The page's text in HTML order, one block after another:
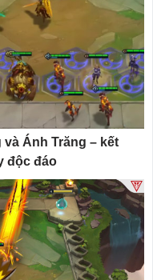
và Ánh Trăng – kết
độc đáo